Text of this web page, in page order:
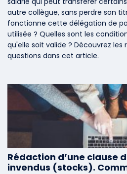
Rédaction d’une clause
invendus (stocks).
autre collègue, sans perdre son
fonctionne cette délégation de
utilisée ? Quelles sont les
qu'elle soit valide ? Découvrez les
questions dans cet article.